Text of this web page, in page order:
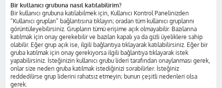
Bir kullanıcı grubuna nasıl katılabilirim?
Bir kullanıcı grubuna katılabilmek için, Kullanıcı Kontrol Panelinizden
“Kullanıcı grupları” bağlantısına tıklayın; oradan tüm kullanıcı gruplarını
görüntüleyebilirsiniz. Grupların tümü erişime açık olmayabilir. Bazılarına
katılmak için onay gerekebilir ve bazıları kapalı ya da gizli üyeliklere sahip
olabilir. Eğer grup açık ise, ilgili bağlantıya tıklayarak katılabilirsiniz. Eğer bir
gruba katılmak için onay gerekiyorsa ilgili bağlantıya tıklayarak istek
yapabilirsiniz. İsteğinizin kullanıcı grubu lideri tarafından onaylanması gerek,
onlar size neden gruba katılmak istediğinizi sorabilirler. İsteğiniz
reddedilirse grup liderini rahatsız etmeyin; bunun çeşitli nedenleri olsa
gerek.